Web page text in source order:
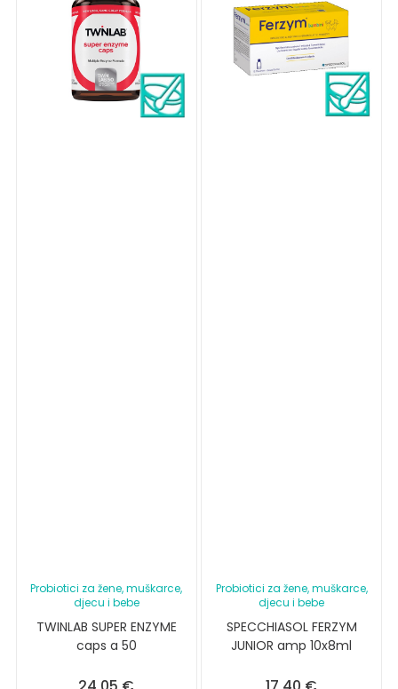
Probiotici za žene, muškarce,
djecu i bebe
TWINLAB SUPER ENZYME
caps a 50
Probiotici za žene, muškarce,
djecu i bebe
SPECCHIASOL FERZYM
JUNIOR amp 10x8ml